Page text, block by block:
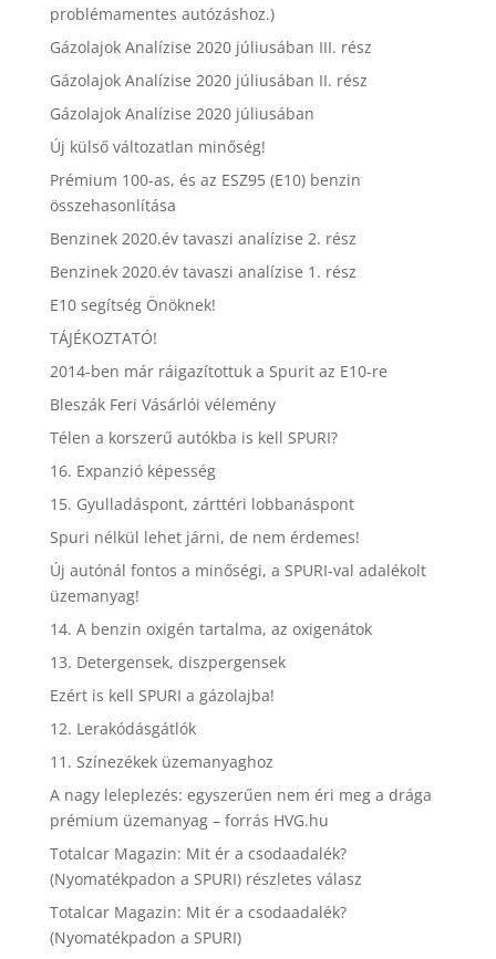
problémamentes autózáshoz.)
Gázolajok Analízise 2020 júliusában III. rész
Gázolajok Analízise 2020 júliusában II. rész
Gázolajok Analízise 2020 júliusában
Új külső változatlan minőség!
Prémium 100-as, és az ESZ95 (E10) benzin
összehasonlítása
Benzinek 2020.év tavaszi analízise 2. rész
Benzinek 2020.év tavaszi analízise 1. rész
E10 segítség Önöknek!
TÁJÉKOZTATÓ!
2014-ben már ráigazítottuk a Spurit az E10-re
Bleszák Feri Vásárlói vélemény
Télen a korszerű autókba is kell SPURI?
16. Expanzió képesség
15. Gyulladáspont, zárttéri lobbanáspont
Spuri nélkül lehet járni, de nem érdemes!
Új autónál fontos a minőségi, a SPURI-val adalékolt
üzemanyag!
14. A benzin oxigén tartalma, az oxigenátok
13. Detergensek, diszpergensek
Ezért is kell SPURI a gázolajba!
12. Lerakódásgátlók
11. Színezékek üzemanyaghoz
A nagy leleplezés: egyszerűen nem éri meg a drága
prémium üzemanyag – forrás HVG.hu
Totalcar Magazin: Mit ér a csodaadalék?
(Nyomatékpadon a SPURI) részletes válasz
Totalcar Magazin: Mit ér a csodaadalék?
(Nyomatékpadon a SPURI)